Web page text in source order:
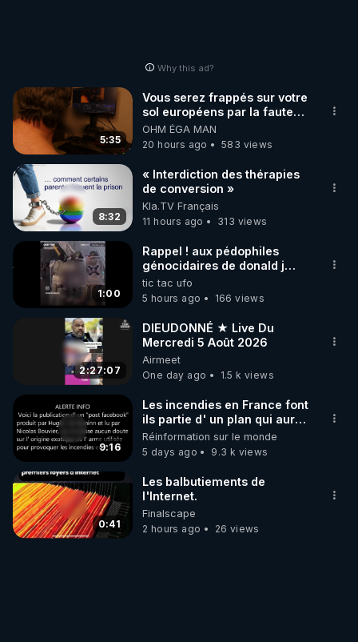
Why this ad?
5:35
Vous serez frappés sur votre
sol européens par la faute
des dirigeants qui s'en
mettent dans le nez
OHM ÉGA MAN
20 hours ago
583 views
8:32
« Interdiction des thérapies
de conversion »
Kla.TV Français
11 hours ago
313 views
1:00
Rappel ! aux pédophiles
génocidaires de donald j
trump et ses supporters
trumpistes 424et 666.
tic tac ufo
5 hours ago
166 views
2:27:07
DIEUDONNÉ ★ Live Du
Mercredi 5 Août 2026
Airmeet
One day ago
1.5 k views
9:16
Les incendies en France font
ils partie d' un plan qui aurait
débuté le 11 septembre 2001
?
Réinformation sur le monde
5 days ago
9.3 k views
0:41
Les balbutiements de
l'Internet.
Finalscape
2 hours ago
26 views